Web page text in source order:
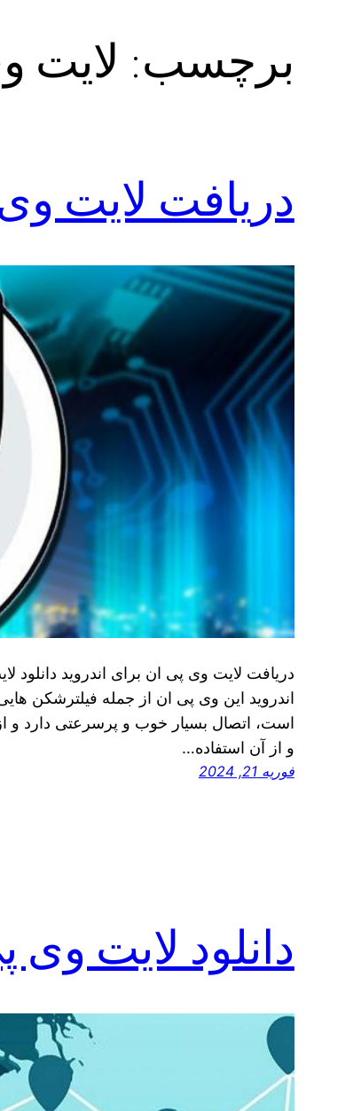
برچسب: لایت
دریافت لایت
دریافت لایت وی پی ان برای اندروید دانلود
اندروید این وی پی ان از جمله فیلترشکن
است، اتصال بسیار خوب و پرسرعتی دارد و
و از آن استفاده…
فوریه 21, 2024
دانلود لایت وی